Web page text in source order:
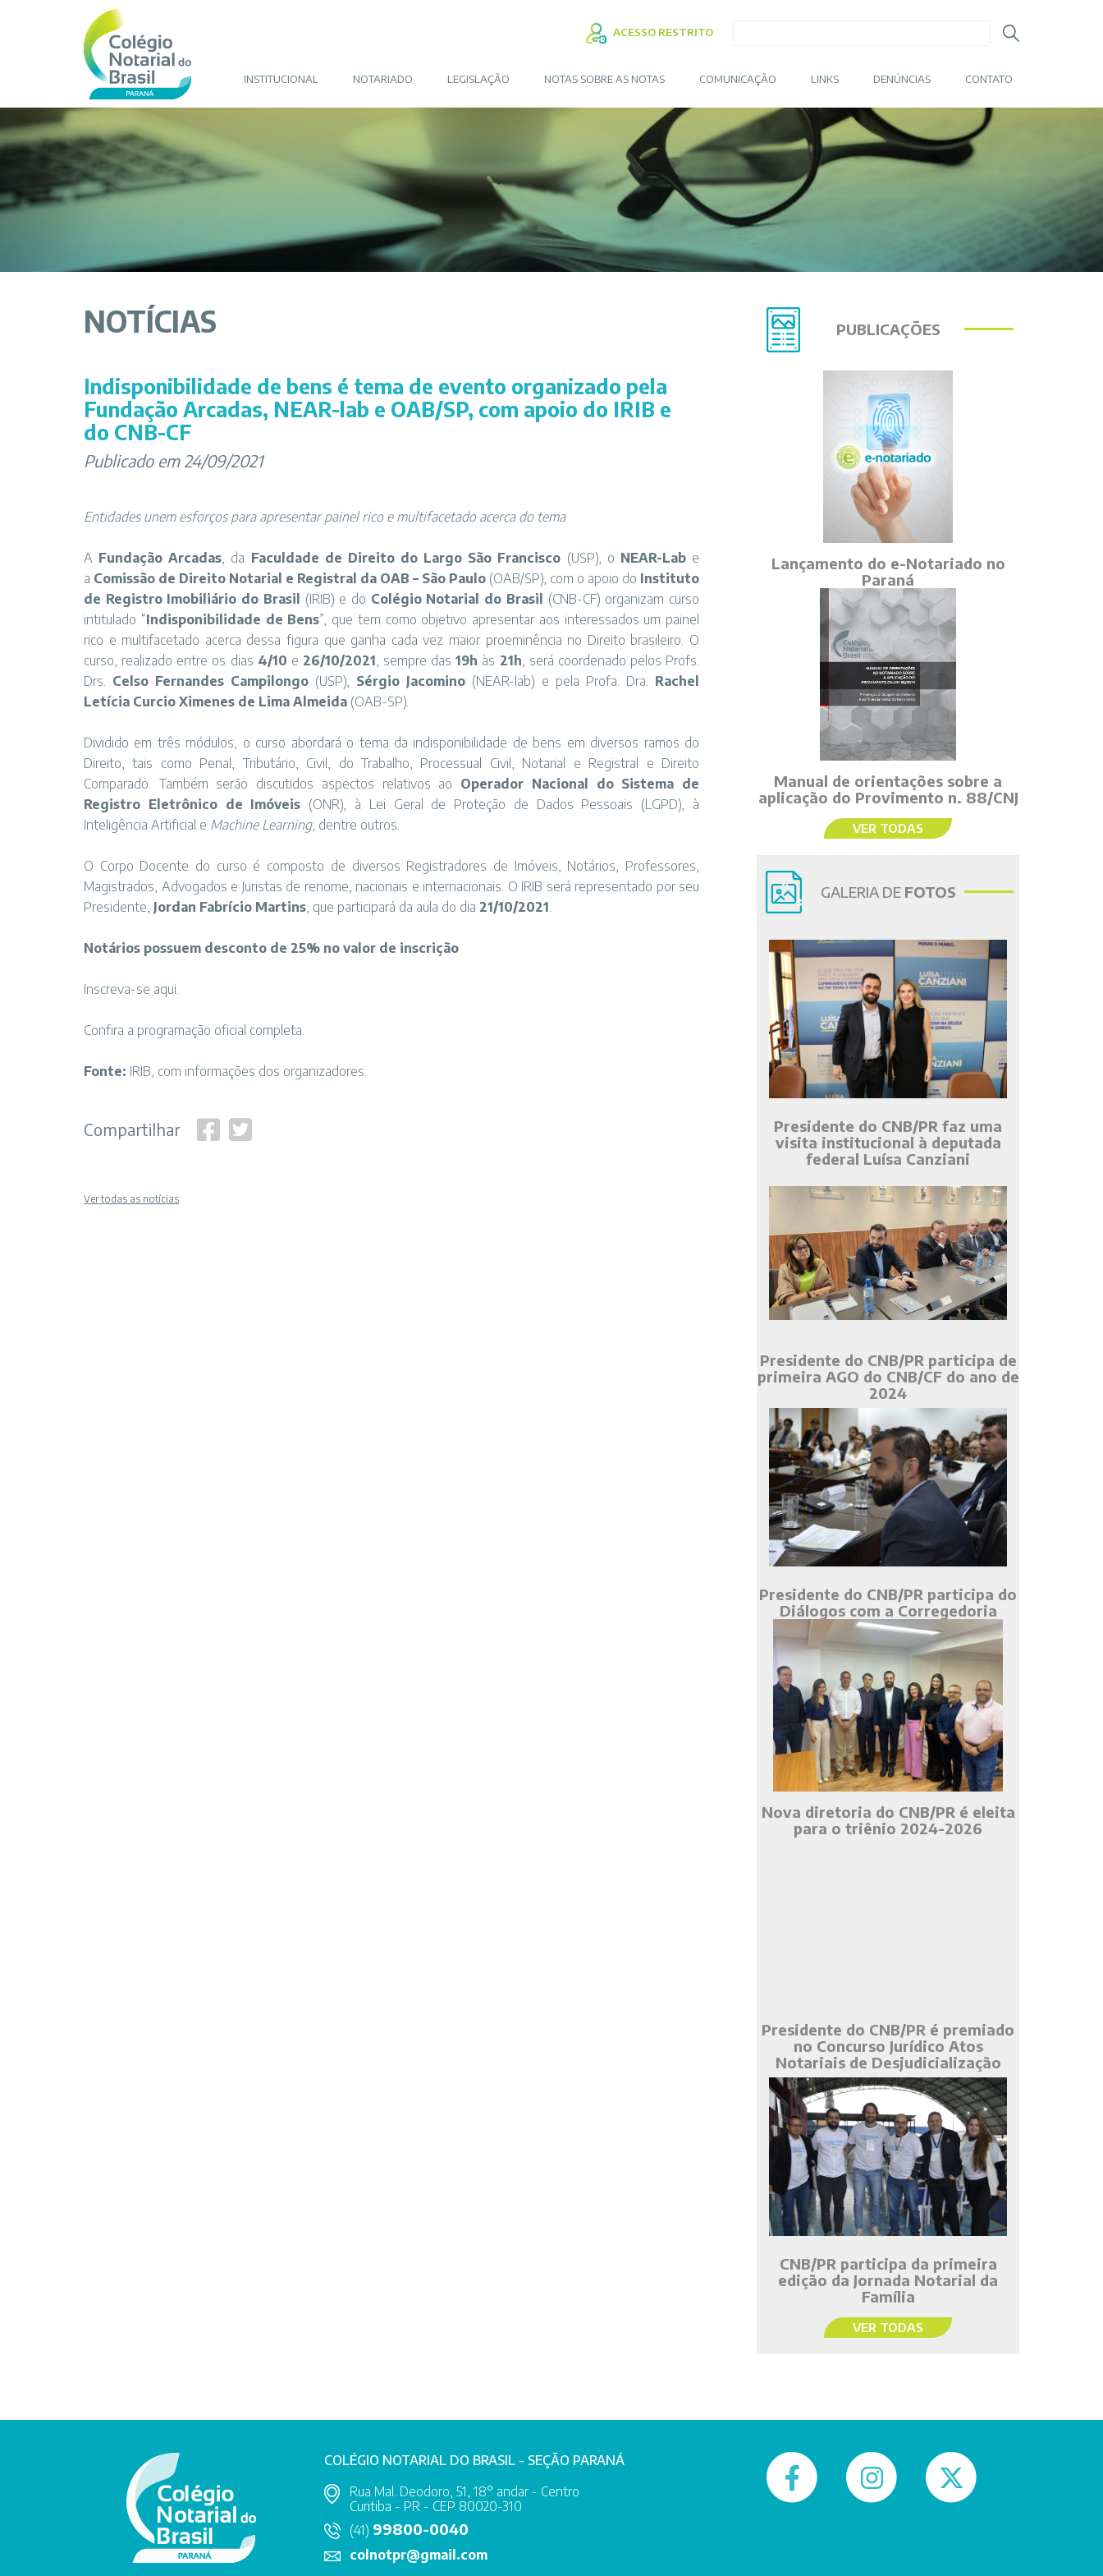
ACESSO RESTRITO
INSTITUCIONAL NOTARIADO LEGISLAÇÃO NOTAS SOBRE AS NOTAS COMUNICAÇÃO LINKS DENÚNCIAS CONTATO
NOTÍCIAS
Indisponibilidade de bens é tema de evento organizado pela
Fundação Arcadas, NEAR-lab e OAB/SP, com apoio do IRIB e
do CNB-CF
Publicado em 24/09/2021
Entidades unem esforços para apresentar painel rico e multifacetado acerca do tema
A Fundação Arcadas, da Faculdade de Direito do Largo São Francisco (USP), o NEAR-Labe
a Comissão de Direito Notarial e Registral da OAB – São Paulo (OAB/SP), com o apoio do Instituto
de Registro Imobiliário do Brasil
(IRIB) e do Colégio Notarial do Brasil
(CNB-CF) organizam curso
intitulado “Indisponibilidade de Bens”, que tem como objetivo apresentar aos interessados um painel
rico e multifacetado acerca dessa figura que ganha cada vez maior proeminência no Direito brasileiro. O
curso, realizado entre os dias 4/10 e 26/10/2021, sempre das19h às 21h, será coordenado pelos Profs.
Drs. Celso Fernandes Campilongo (USP), Sérgio Jacomino (NEAR-lab) e pela Profa. Dra. Rachel
Letícia Curcio Ximenes de Lima Almeida (OAB-SP).
Dividido em três módulos, o curso abordará o tema da indisponibilidade de bens em diversos ramos do
Direito, tais como Penal, Tributário, Civil, do Trabalho, Processual Civil, Notarial e Registral e Direito
Comparado. Também serão discutidos aspectos relativos ao Operador Nacional do Sistema de
Registro Eletrônico de Imóveis (ONR), à Lei Geral de Proteção de Dados Pessoais (LGPD), à
Inteligência Artificial e Machine Learning, dentre outros.
O Corpo Docente do curso é composto de diversos Registradores de Imóveis, Notários, Professores,
Magistrados, Advogados e Juristas de renome, nacionais e internacionais. O IRIB será representado por seu
Presidente, Jordan Fabrício Martins, que participará da aula do dia 21/10/2021.
Notários possuem desconto de 25% no valor de inscrição
Inscreva-se aqui.
Confira a programação oficial completa.
Fonte: IRIB, com informações dos organizadores.
Compartilhar
Ver todas as notícias
PUBLICAÇÕES
Lançamento do e-Notariado no
Paraná
Manual de orientações sobre a
aplicação do Provimento n. 88/CNJ
VER TODAS
GALERIA DE FOTOS
Presidente do CNB/PR faz uma
visita institucional à deputada
federal Luísa Canziani
Presidente do CNB/PR participa de
primeira AGO do CNB/CF do ano de
2024
Presidente do CNB/PR participa do
Diálogos com a Corregedoria
Nova diretoria do CNB/PR é eleita
para o triênio 2024-2026
Presidente do CNB/PR é premiado
no Concurso Jurídico Atos
Notariais de Desjudicialização
CNB/PR participa da primeira
edição da Jornada Notarial da
Família
VER TODAS
COLÉGIO NOTARIAL DO BRASIL - SEÇÃO PARANÁ
Rua Mal. Deodoro, 51, 18° andar - Centro
Curitiba - PR - CEP 80020-310
(41) 99800-0040
colnotpr@gmail.com